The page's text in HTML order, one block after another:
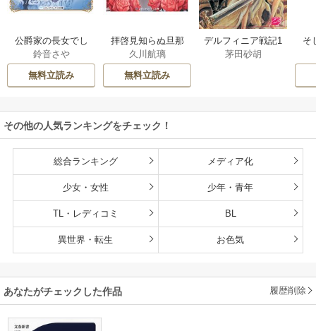
公爵家の長女でし
た
鈴音さや
無料立読み
拝啓見知らぬ旦那
様、離婚していた
だきます
久川航璃
無料立読み
デルフィニア戦記1
茅田砂胡
そ
その他の人気ランキングをチェック！
総合ランキング メディア化
少女・女性 少年・青年
TL・レディコミ BL
異世界・転生 お色気
あなたがチェックした作品 履歴削除